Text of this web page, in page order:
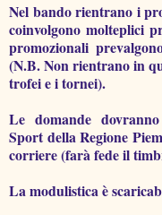
Nel bando rientrano i
coinvolgono molteplici
promozionali
(N.B. Non rientrano in
trofei e i tornei).
Le domande
Sport della Regione
corriere (farà fede il
La modulistica è